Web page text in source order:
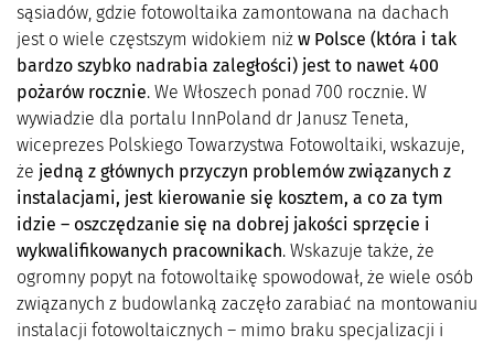
sąsiadów, gdzie fotowoltaika zamontowana na dachach
jest o wiele częstszym widokiem niż w Polsce (która i tak
bardzo szybko nadrabia zaległości) jest to nawet 400
pożarów rocznie. We Włoszech ponad 700 rocznie. W
wywiadzie dla portalu InnPoland dr Janusz Teneta,
wiceprezes Polskiego Towarzystwa Fotowoltaiki, wskazuje,
że jedną z głównych przyczyn problemów związanych z
instalacjami, jest kierowanie się kosztem, a co za tym
idzie – oszczędzanie się na dobrej jakości sprzęcie i
wykwalifikowanych pracownikach. Wskazuje także, że
ogromny popyt na fotowoltaikę spowodował, że wiele osób
związanych z budowlanką zaczęło zarabiać na montowaniu
instalacji fotowoltaicznych – mimo braku specjalizacji i